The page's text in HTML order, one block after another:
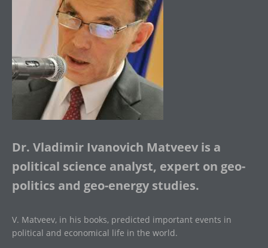
Dr. Vladimir Ivanovich Matveev is a
political science analyst, expert on geo-
politics and geo-energy studies.
V. Matveev, in his books, predicted important events in
political and economical life in the world.